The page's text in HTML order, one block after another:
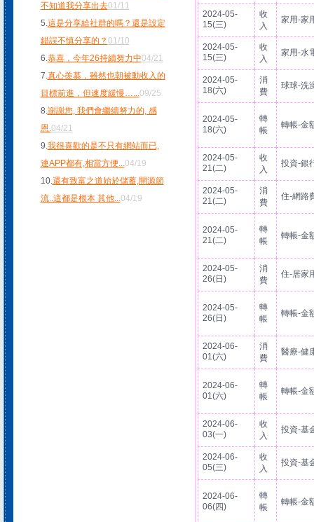
不知道我分享出去01/11
5.這是分享給社群的嗎？還是設定
錯誤不慎分享的？ 01/10
6.恭喜，今年26持續努力中04/21
7.真心羨慕，雖然也朝被動收入的
目標前進，但速度緩慢…...09/25
8.謝謝您, 我們會繼續努力的, 感
恩.04/21
9.我很喜歡的是不只有網站而已,
連APP都有,相當方便...04/19
10.還有致富之道始於儲蓄,開源節
流..這都是根本 其他...04/19
2024-05-
15(三)
收
入
家用-家
2024-05-
15(三)
收
入
家用-水
2024-05-
18(六)
消
費
球球-洗
2024-05-
18(六)
轉
帳
轉帳-金
2024-05-
21(二)
收
入
投資-銀
2024-05-
21(二)
消
費
住-網路
2024-05-
21(二)
轉
帳
轉帳-金
2024-05-
26(日)
消
費
住-居家
2024-05-
26(日)
轉
帳
轉帳-金
2024-06-
01(六)
消
費
醫療-健
2024-06-
01(六)
轉
帳
轉帳-金
2024-06-
03(一)
收
入
投資-基
2024-06-
05(三)
收
入
投資-基
2024-06-
06(四)
轉
帳
轉帳-金